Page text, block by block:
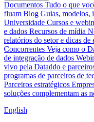
Documentos Tudo o que
fluam Blog Guias, modelos,
Universidade Cursos e
e dados Recursos de mídia
relatórios do setor e dicas de
Concorrentes Veja como o
de integração de dados
vivo pela Dataddo e
programas de parceiros de
Parceiros estratégicos
soluções complementam as
English